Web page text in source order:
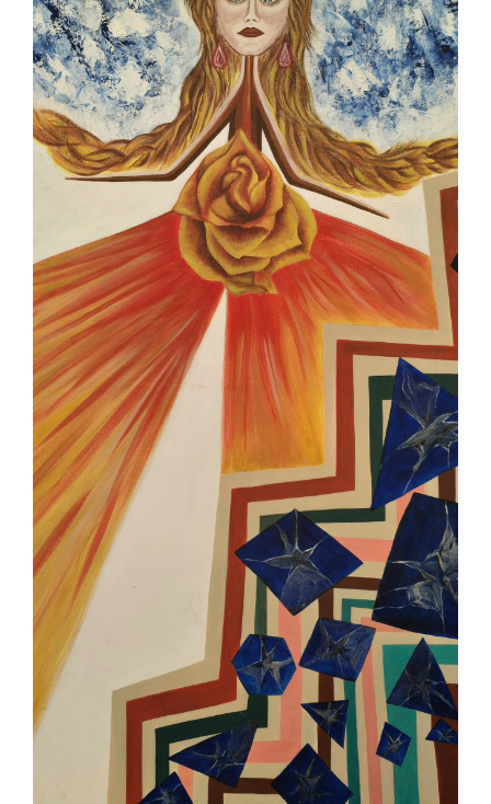
Contact